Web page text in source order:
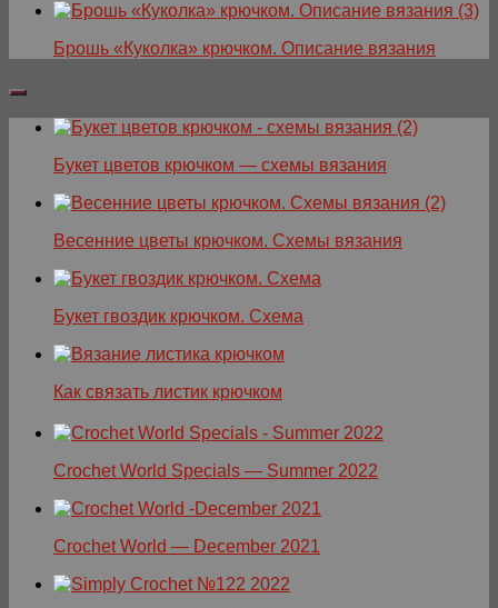
Брошь «Куколка» крючком. Описание вязания
Букет цветов крючком — схемы вязания
Весенние цветы крючком. Схемы вязания
Букет гвоздик крючком. Схема
Как связать листик крючком
Crochet World Specials — Summer 2022
Crochet World — December 2021